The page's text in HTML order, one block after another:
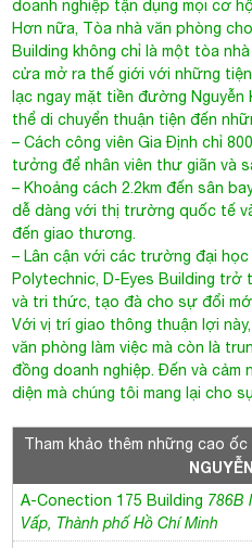
doanh nghiệp tận dụng mọi cơ
Hơn nữa, Tòa nhà văn phòng
Building không chỉ là một tòa
cửa mở ra thế giới với những
lạc ngay mặt tiền đường Nguyễn
thể di chuyển thuận tiện đến
– Cách công viên Gia Định chỉ
tưởng để nhân viên thư giãn và
– Khoảng cách 2.2km đến sân
dễ dàng với thị trường quốc tế
đến giao thương.
– Lân cận với các trường đại
Polytechnic, D-Eyes Building trở
và tri thức, tạo đà cho sự đổi
Với vị trí giao thông thuận lợi
văn phòng làm việc mà còn là
đồng doanh nghiệp. Đến và
diện mà chúng tôi mang lại cho
Tham khảo thêm những cao
A-Conection 175 Building 786B
Vấp, Thành phố Hồ Chí Minh